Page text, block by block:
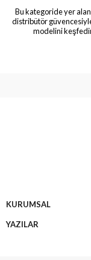
Bu kategoride yer
distribütör
modelini
KURUMSAL
YAZILAR